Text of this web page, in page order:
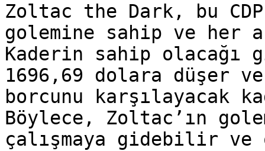
Zoltac the Dark, bu
golemine sahip ve her
Kaderin sahip olacağı
1696,69 dolara düşer
borcunu karşılayacak
Böylece, Zoltac’ın
çalışmaya gidebilir